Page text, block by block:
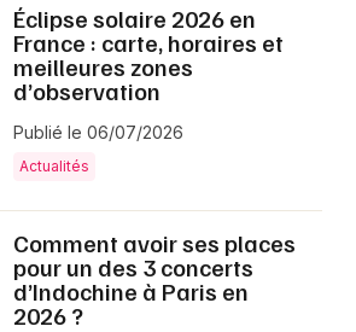
Éclipse solaire 2026 en
France : carte, horaires et
meilleures zones
d’observation
Publié le 06/07/2026
Actualités
Comment avoir ses places
pour un des 3 concerts
d’Indochine à Paris en
2026 ?